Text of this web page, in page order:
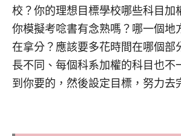
校？你的理想目標學校哪些科目加
你模擬考唸書有念熟嗎？哪一個地
在拿分？應該要多花時間在哪個部
長不同、每個科系加權的科目也不
到你要的，然後設定目標，努力去